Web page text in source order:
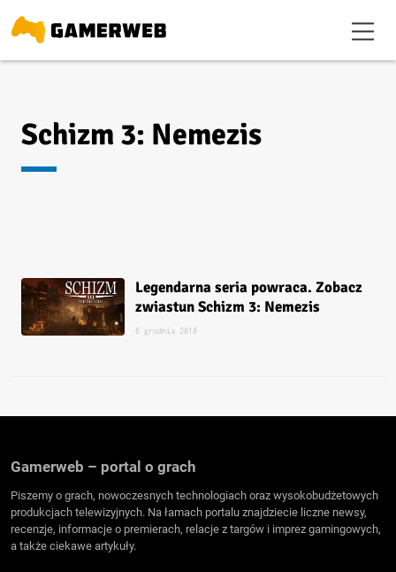
Schizm 3: Nemezis
Legendarna seria powraca. Zobacz
zwiastun Schizm 3: Nemezis
6 grudnia 2018
Gamerweb – portal o grach
Piszemy o grach, nowoczesnych technologiach oraz wysokobudżetowych
produkcjach telewizyjnych. Na łamach portalu znajdziecie liczne newsy,
recenzje, informacje o premierach, relacje z targów i imprez gamingowych,
a także ciekawe artykuły.